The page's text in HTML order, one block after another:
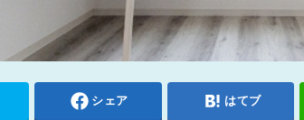
シェア はてブ